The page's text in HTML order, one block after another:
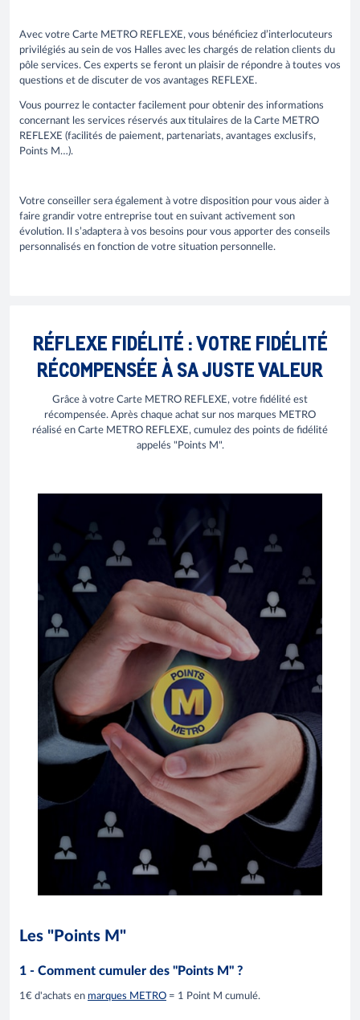
Avec votre Carte METRO REFLEXE, vous bénéficiez d’interlocuteurs
privilégiés au sein de vos Halles avec les chargés de relation clients du
pôle services. Ces experts se feront un plaisir de répondre à toutes vos
questions et de discuter de vos avantages REFLEXE.
Vous pourrez le contacter facilement pour obtenir des informations
concernant les services réservés aux titulaires de la Carte METRO
REFLEXE (facilités de paiement, partenariats, avantages exclusifs,
Points M…).
Votre conseiller sera également à votre disposition pour vous aider à
faire grandir votre entreprise tout en suivant activement son
évolution. Il s’adaptera à vos besoins pour vous apporter des conseils
personnalisés en fonction de votre situation personnelle.
RÉFLEXE FIDÉLITÉ : VOTRE FIDÉLITÉ
RÉCOMPENSÉE À SA JUSTE VALEUR
Grâce à votre Carte METRO REFLEXE, votre fidélité est
récompensée. Après chaque achat sur nos marques METRO
réalisé en Carte METRO REFLEXE, cumulez des points de fidélité
appelés "Points M".
Les "Points M"
1 - Comment cumuler des "Points M" ?
1€ d'achats en marques METRO = 1 Point M cumulé.